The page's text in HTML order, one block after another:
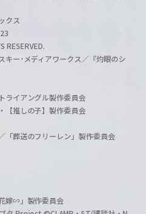
クス
RESERVED.
ー･メディアワークス／『灼眼のシ
ライアングル製作委員会
推しの子】製作委員会
葬送のフリーレン」製作委員会
嫁∽」製作委員会